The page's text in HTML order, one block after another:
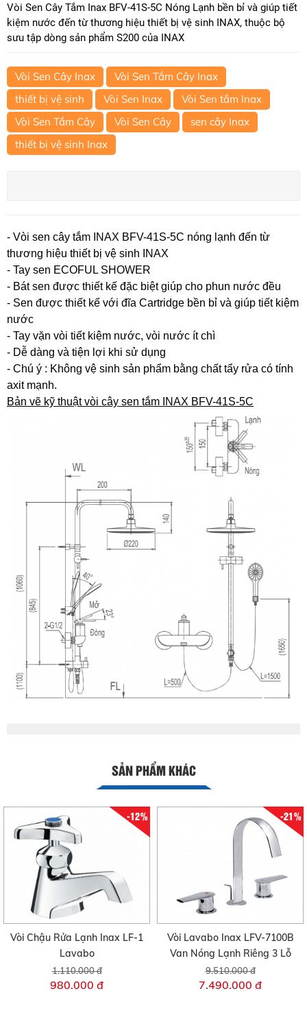
Vòi Sen Cây Tắm Inax BFV-41S-5C Nóng Lạnh bền bỉ và giúp tiết
kiệm nước đến từ thương hiệu thiết bị vệ sinh INAX, thuộc bộ
sưu tập dòng sản phẩm S200 của INAX
Vòi Sen Cây Inax
Vòi Sen Tắm Cây Inax
thiết bị vệ sinh
Vòi Sen Inax
Vòi Sen tắm Inax
Vòi Sen Tắm Cây
Vòi Sen Cây
sen cây Inax
thiết bị vệ sinh Inax
- Vòi sen cây tắm INAX BFV-41S-5C nóng lạnh đến từ
thương hiệu thiết bị vệ sinh INAX
- Tay sen ECOFUL SHOWER
- Bát sen được thiết kế đặc biệt giúp cho phun nước đều
- Sen được thiết kế với đĩa Cartridge bền bỉ và giúp tiết kiệm
nước
- Tay vặn vòi tiết kiệm nước, vòi nước ít chì
- Dễ dàng và tiện lợi khi sử dụng
- Chú ý : Không vệ sinh sản phẩm bằng chất tẩy rửa có tính
axit mạnh.
Bản vẽ kỹ thuật vòi cây sen tắm INAX BFV-41S-5C
SẢN PHẨM KHÁC
-12%
Vòi Chậu Rửa Lạnh Inax LF-1
Lavabo
1.110.000 đ
980.000 đ
-21%
Vòi Lavabo Inax LFV-7100B
Van Nóng Lạnh Riêng 3 Lỗ
9.510.000 đ
7.490.000 đ